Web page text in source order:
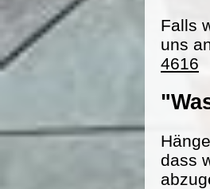
Falls
uns
4616
dass